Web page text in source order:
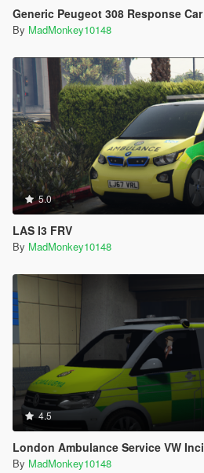
Generic Peugeot 308 Response
By MadMonkey10148
5.0
LAS I3 FRV
By MadMonkey10148
4.5
London Ambulance Service VW
By MadMonkey10148